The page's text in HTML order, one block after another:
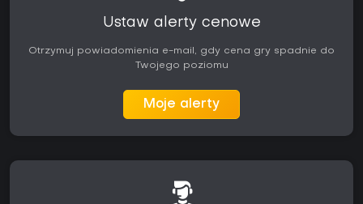
Ustaw alerty cenowe
Otrzymuj powiadomienia e-mail, gdy cena gry spadnie do
Twojego poziomu
Moje alerty